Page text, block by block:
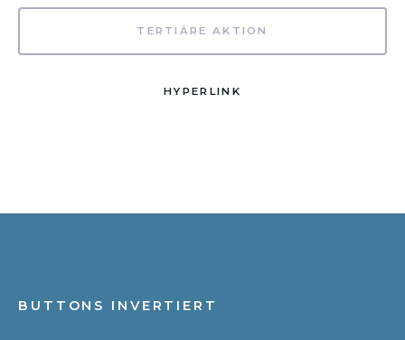
TERTIÄRE AKTION
HYPERLINK
BUTTONS INVERTIERT